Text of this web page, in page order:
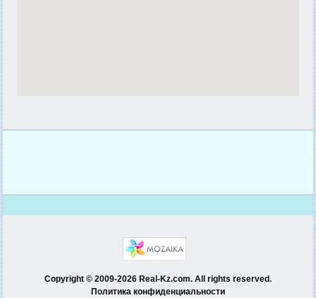
Copyright © 2009-2026 Real-Kz.com. All rights reserved.
Политика конфиденциальности